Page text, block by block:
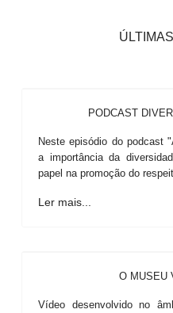
PODCAST
Neste episódio do podcast
a importância da
papel na promoção do
Ler mais...
O MUSEU
Vídeo desenvolvido no